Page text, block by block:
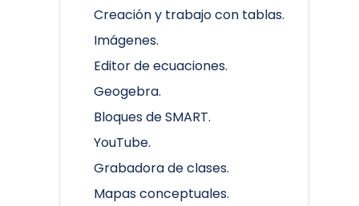
Creación y trabajo con tablas.
Imágenes.
Editor de ecuaciones.
Geogebra.
Bloques de SMART.
YouTube.
Grabadora de clases.
Mapas conceptuales.